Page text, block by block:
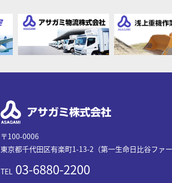
〒100-0006
東京都千代田区有楽町1-13-2（第一生命日比谷ファー
TEL03-6880-2200